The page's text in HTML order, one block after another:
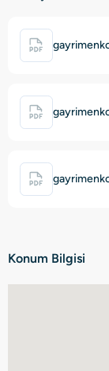
Konum Bilgisi